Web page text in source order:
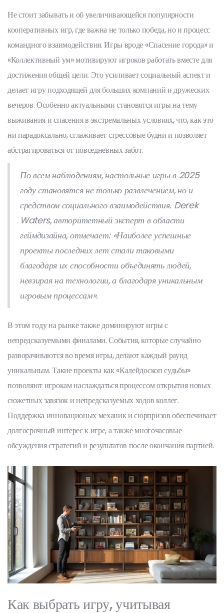
Не стоит забывать и об увеличивающейся популярности
кооперативных игр, где важна не только победа, но и процесс
командного взаимодействия. Игры вроде «Спасение города» и
«Коллективный ум» мотивируют игроков работать вместе для
достижения общей цели. Это усиливает социальный аспект и
делает игру подходящей для больших компаний и дружеских
вечеров. Особенно актуальными становятся игры на тему
выживания и спасения в экстремальных условиях, что, как это
ни парадоксально, сглаживает стрессовые будни и позволяет
абстрагироваться от повседневных забот.
По всем наблюдениям, настольные игры в 2025
году становятся не только развлечением, но и
средством социального взаимодействия. Derek
Waters, авторитетный эксперт в области
геймдизайна, отмечает: «Наиболее успешные
проекты последних лет стали таковыми
благодаря их способности объединять людей,
невзирая на технологии, а благодаря уникальным
игровым процессам».
В этом году на рынке также доминируют игры с
непредсказуемыми финалами. События, которые случайно
разворачиваются во время игры, делают каждый раунд
уникальным. Такие проекты как «Калейдоскоп судьбы»
позволяют игрокам наслаждаться процессом открытия новых
сюжетных завязок и непредсказуемых ходов коллег.
Поддержка инновационых механик и сюрпризов обеспечивает
долгосрочный интерес к игре, а также многочасовые
обсуждения стратегий и результатов после окончания партией.
Как выбрать игру, учитывая